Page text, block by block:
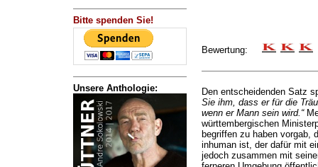
Bitte spenden Sie!
Unsere Anthologie:
Bewertung:
Den entscheidenden Satz
Sie ihm, dass er für die
wenn er Mann sein wird.“
württembergischen
begriffen zu haben vorgab,
inhuman ist, der dafür mit
jedoch zusammen mit